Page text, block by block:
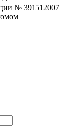
№ 391512007